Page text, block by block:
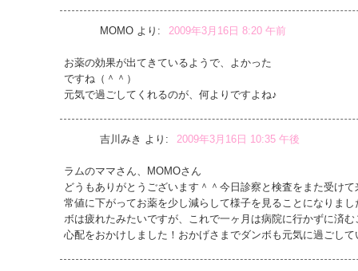
MOMO より: 2009年3月16日 8:20 午前
お薬の効果が出てきているようで、よかった
ですね（＾＾）
元気で過ごしてくれるのが、何よりですよね♪
吉川みき より: 2009年3月16日 10:35 午後
ラムのママさん、MOMOさん
どうもありがとうございます＾＾今日診察と検査をまた受け
常値に下がってお薬を少し減らして様子を見ることになりま
ボは疲れたみたいですが、これで一ヶ月は病院に行かずに済
心配をおかけしました！おかげさまでダンボも元気に過ごして